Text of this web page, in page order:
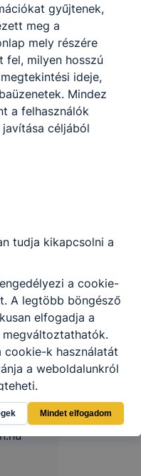
és
gyűjtenek,
meg a
mely részére
milyen hosszú
ideje,
Mindez
a felhasználók
céljából
tudja kikapcsolni a
engedélyezi a cookie-
A legtöbb böngésző
elfogadja a
cookie-k használatát
a weboldalunkról
a cookie-k célja
és folyamatainak
a cookie-k
Mindet elfogadom